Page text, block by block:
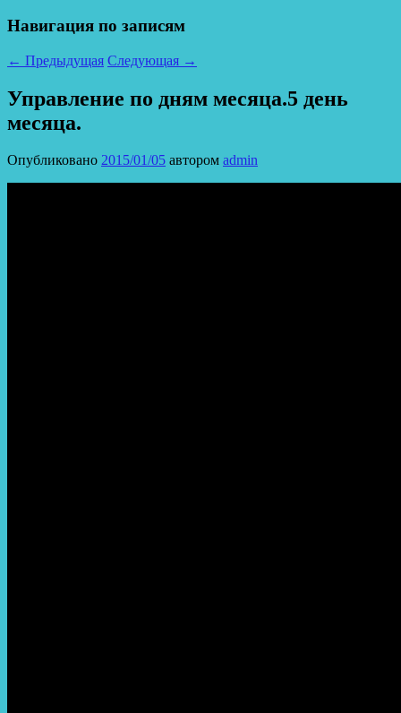
Навигация по записям
← Предыдущая Следующая →
Управление по дням месяца.5 день
месяца.
Опубликовано 2015/01/05 автором admin